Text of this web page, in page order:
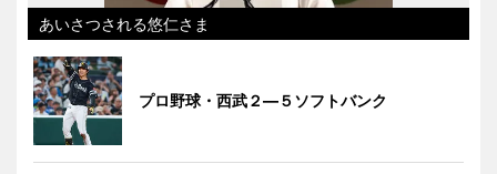
あいさつされる悠仁さま
プロ野球・西武２―５ソフトバンク